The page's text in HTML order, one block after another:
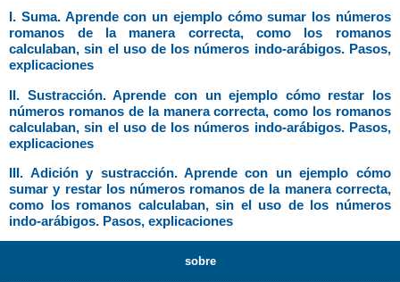
I. Suma. Aprende con un ejemplo cómo sumar los números
romanos de la manera correcta, como los romanos
calculaban, sin el uso de los números indo-arábigos. Pasos,
explicaciones
II. Sustracción. Aprende con un ejemplo cómo restar los
números romanos de la manera correcta, como los romanos
calculaban, sin el uso de los números indo-arábigos. Pasos,
explicaciones
III. Adición y sustracción. Aprende con un ejemplo cómo
sumar y restar los números romanos de la manera correcta,
como los romanos calculaban, sin el uso de los números
indo-arábigos. Pasos, explicaciones
sobre